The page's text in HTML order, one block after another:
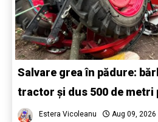
Salvare grea în pădure:
tractor și dus 500 de metri
Estera Vicoleanu Aug 09, 2026